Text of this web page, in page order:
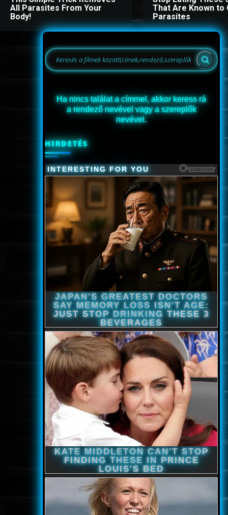
All Parasites From Your
Body!
That Are Known to
Parasites
Ha nincs találat a címmel, akkor keress rá
a rendező nevével vagy a szereplők
nevével.
HIRDETÉS